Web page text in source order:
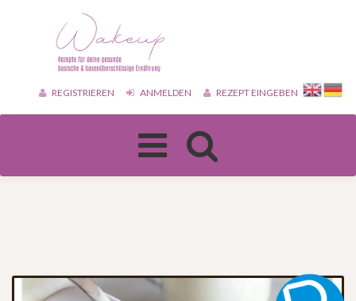
REGISTRIEREN ANMELDEN REZEPT EINGEBEN
Toggle
navigation